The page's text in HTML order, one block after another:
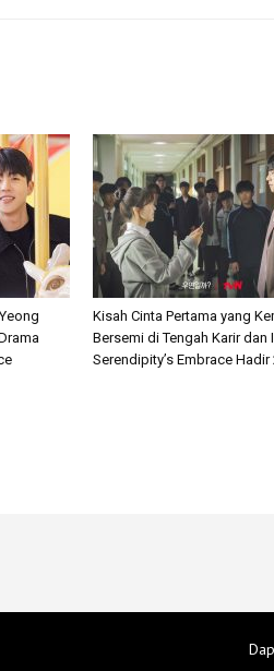
Kisah Cinta Pertama yang
Bersemi di Tengah Karir dan
Serendipity’s Embrace Hadir